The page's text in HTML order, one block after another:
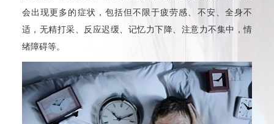
会出现更多的症状，包括但不限于疲劳感、不安、全身不
适，无精打采、反应迟缓、记忆力下降、注意力不集中，情
绪障碍等。